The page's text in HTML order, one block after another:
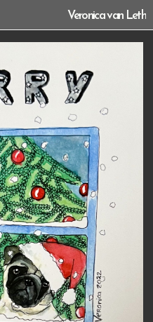
Veronica van Leth